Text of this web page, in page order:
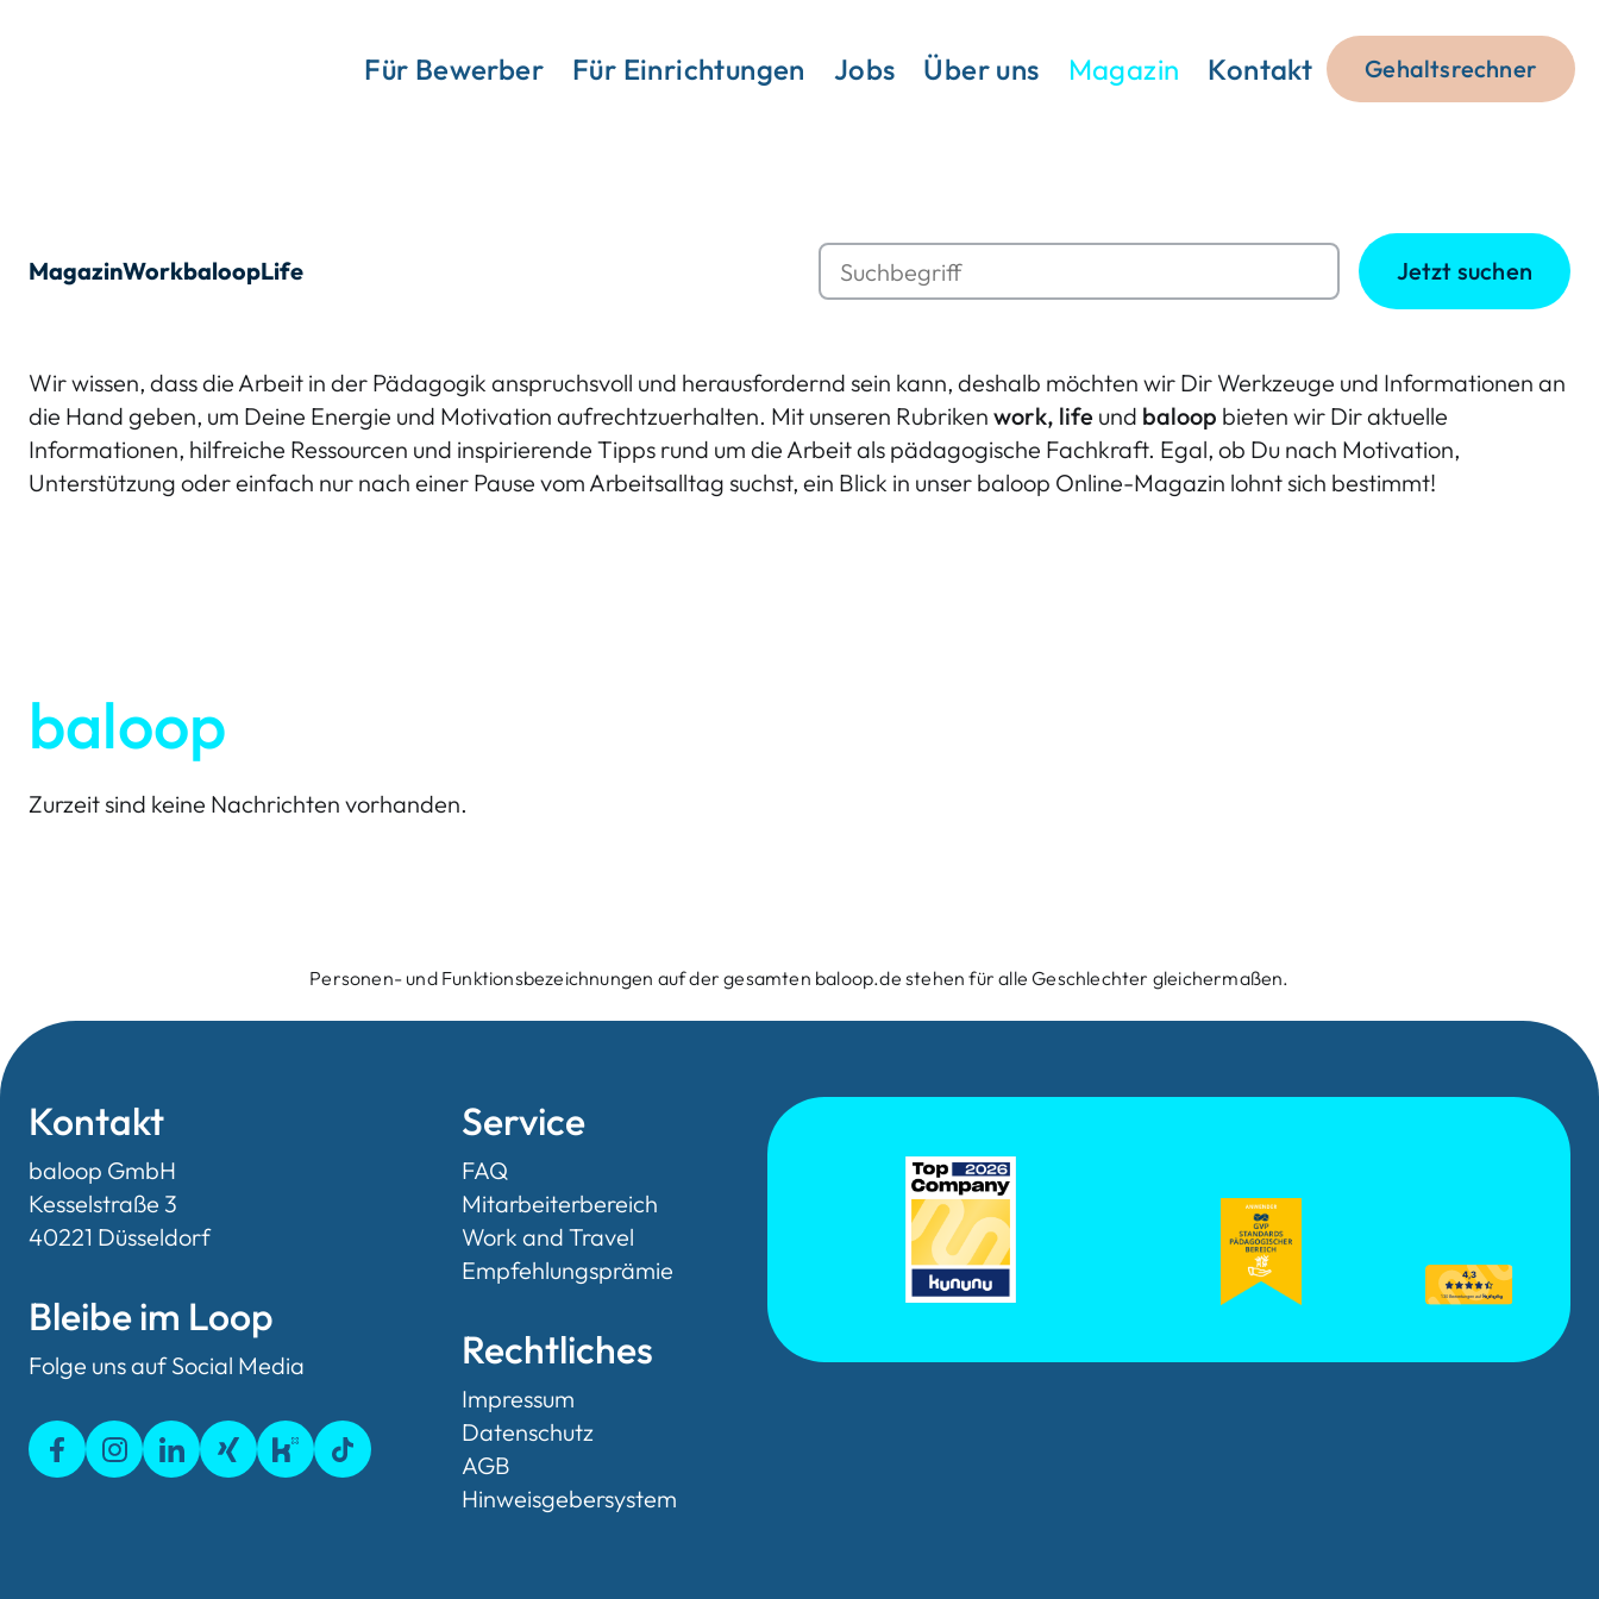
Für Bewerber Für Einrichtungen Jobs Über uns Magazin Kontakt Gehaltsrechner
MagazinWorkbaloopLife Jetzt suchen
Wir wissen, dass die Arbeit in der Pädagogik anspruchsvoll und herausfordernd sein kann, deshalb möchten wir Dir Werkzeuge und Informationen an
die Hand geben, um Deine Energie und Motivation aufrechtzuerhalten. Mit unseren Rubriken work, life und baloop bieten wir Dir aktuelle
Informationen, hilfreiche Ressourcen und inspirierende Tipps rund um die Arbeit als pädagogische Fachkraft. Egal, ob Du nach Motivation,
Unterstützung oder einfach nur nach einer Pause vom Arbeitsalltag suchst, ein Blick in unser baloop Online-Magazin lohnt sich bestimmt!
baloop
Zurzeit sind keine Nachrichten vorhanden.
Personen- und Funktionsbezeichnungen auf der gesamten baloop.de stehen für alle Geschlechter gleichermaßen.​
Kontakt
baloop GmbH
Kesselstraße 3
40221 Düsseldorf
Bleibe im Loop
Folge uns auf Social Media
Service
FAQ
Mitarbeiterbereich
Work and Travel
Empfehlungsprämie
Rechtliches
Impressum
Datenschutz
AGB
Hinweisgebersystem